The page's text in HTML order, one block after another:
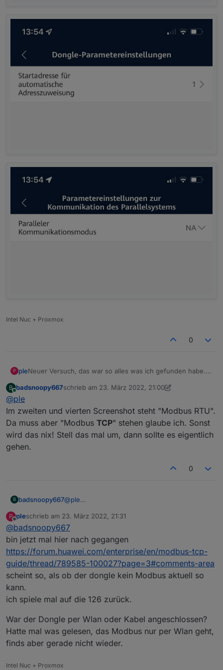
Intel Nuc + Proxmox
0
P pleNeuer Versuch, das war so alles was ich gefunden habe.
B
Online
badsnoopy667schrieb am 23. März 2022, 21:00
zuletzt editiert von badsnoopy667
@ple
Im zweiten und vierten Screenshot steht "Modbus RTU".
Da muss aber "Modbus TCP" stehen glaube ich. Sonst
wird das nix! Stell das mal um, dann sollte es eigentlich
gehen.
0
B badsnoopy667@ple
"Modbus RTU". Da muss aber "Modbus
stehen glaube ich. Sonst wird das nix! Stell das
mal um, dann sollte es eigentlich gehen.
P
Offline
pleschrieb am 23. März 2022, 21:31
zuletzt editiert von
@badsnoopy667
bin jetzt mal hier nach gegangen
https://forum.huawei.com/enterprise/en/modbus-tcp-
guide/thread/789585-100027?page=3#comments-area
scheint so, als ob der dongle kein Modbus aktuell so
kann.
ich spiele mal auf die 126 zurück.
War der Dongle per Wlan oder Kabel angeschlossen?
Hatte mal was gelesen, das Modbus nur per Wlan geht,
finds aber gerade nicht wieder.
Intel Nuc + Proxmox